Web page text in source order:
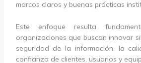
marcos claros y buenas prácticas
Este enfoque resulta
organizaciones que buscan innovar
seguridad de la información, la
confianza de clientes, usuarios y